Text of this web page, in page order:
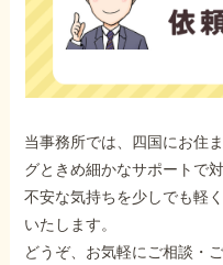
当事務所では、四国にお住
グときめ細かなサポートで
不安な気持ちを少しでも軽
いたします。
どうぞ、お気軽にご相談・